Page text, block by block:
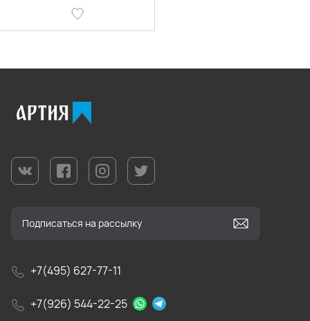
+7(495) 627-77-11
+7(926) 544-22-25